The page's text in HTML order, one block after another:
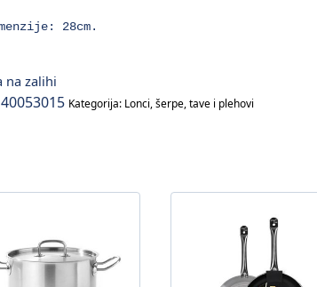
28cm.
na zalihi
40053015 Kategorija: Lonci, šerpe, tave i plehovi